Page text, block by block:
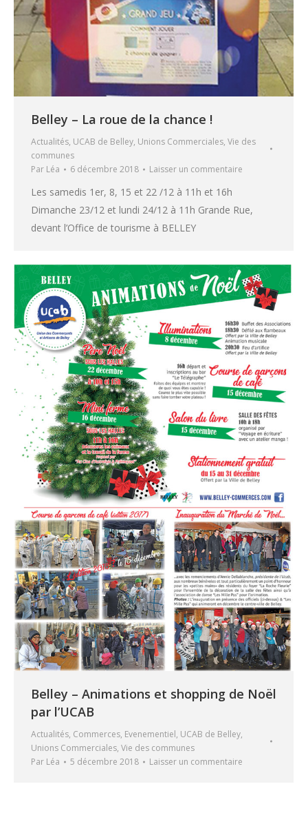
Belley – La roue de la chance !
Actualités, UCAB de Belley, Unions Commerciales, Vie des
communes
Par Léa 6 décembre 2018 Laisser un commentaire
Les samedis 1er, 8, 15 et 22 /12 à 11h et 16h
Dimanche 23/12 et lundi 24/12 à 11h Grande Rue,
devant l’Office de tourisme à BELLEY
Belley – Animations et shopping de Noël
par l’UCAB
Actualités, Commerces, Evenementiel, UCAB de Belley,
Unions Commerciales, Vie des communes
Par Léa 5 décembre 2018 Laisser un commentaire